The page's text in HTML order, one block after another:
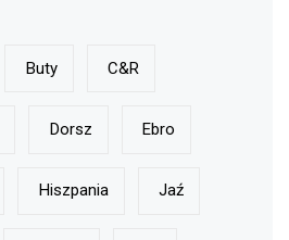
Buty C&r
Dorsz Ebro
Hiszpania Jaź